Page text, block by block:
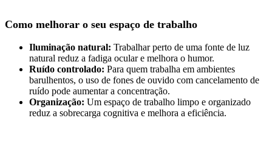
Como melhorar o seu espaço de trabalho
Iluminação natural: Trabalhar perto de uma fonte de luz
natural reduz a fadiga ocular e melhora o humor.
Ruído controlado: Para quem trabalha em ambientes
barulhentos, o uso de fones de ouvido com cancelamento de
ruído pode aumentar a concentração.
Organização: Um espaço de trabalho limpo e organizado
reduz a sobrecarga cognitiva e melhora a eficiência.